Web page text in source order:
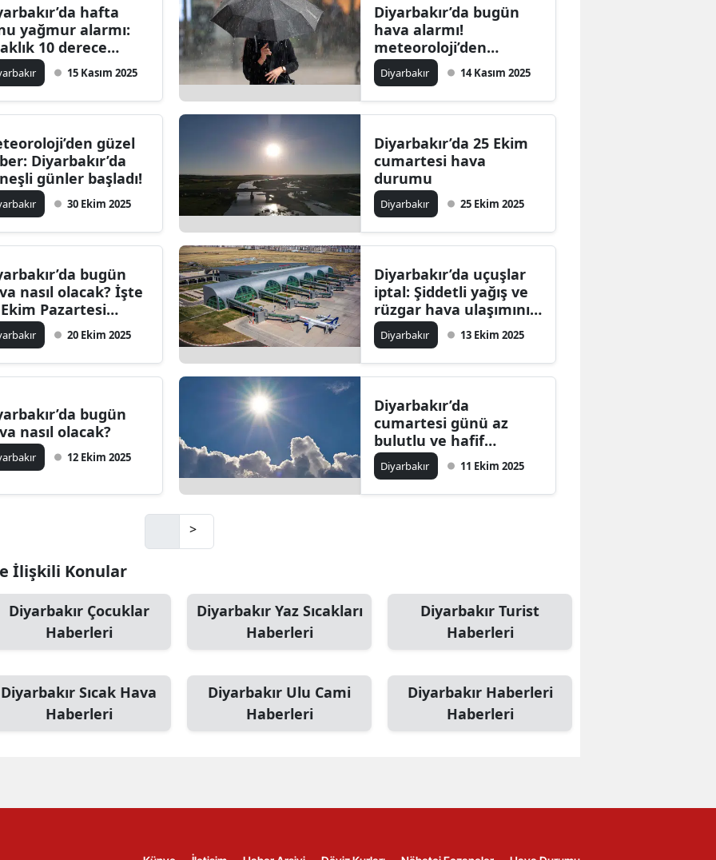
hafta
yağmur alarmı:
10 derece
düşüyor15 Kasım 2025
Diyarbakır’da bugün
hava alarmı!
meteoroloji’den
kuvvetli sağanak
uyarısı
Diyarbakır 14 Kasım 2025
güzel
Diyarbakır’da
günler başladı!
30 Ekim 2025
Diyarbakır’da 25 Ekim
cumartesi hava
durumu
Diyarbakır 25 Ekim 2025
bugün
nasıl olacak? İşte
Pazartesi
20 Ekim 2025
Diyarbakır’da uçuşlar
iptal: Şiddetli yağış ve
rüzgar hava ulaşımını
etkiledi
Diyarbakır 13 Ekim 2025
bugün
nasıl olacak?
12 Ekim 2025
Diyarbakır’da
cumartesi günü az
bulutlu ve hafif
rüzgarlı hava hakim
olacak
Diyarbakır 11 Ekim 2025
>
İlişkili Konular
Diyarbakır Çocuklar
Haberleri
Diyarbakır Yaz Sıcakları
Haberleri
Diyarbakır Turist
Haberleri
Diyarbakır Sıcak Hava
Haberleri
Diyarbakır Ulu Cami
Haberleri
Diyarbakır Haberleri
Haberleri